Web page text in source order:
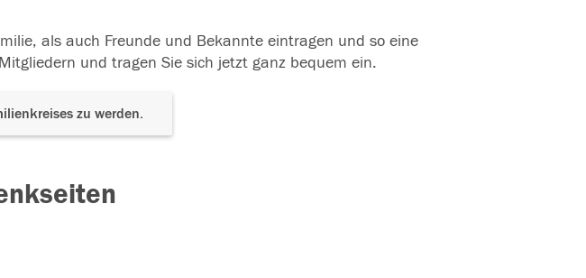
als auch Freunde und Bekannte eintragen und so eine
und tragen Sie sich jetzt ganz bequem ein.
zu werden.